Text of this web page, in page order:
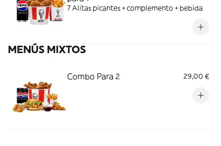
7 Alitas picantes + complemento + bebida
MENÚS MIXTOS
Combo Para 2 29,00 €